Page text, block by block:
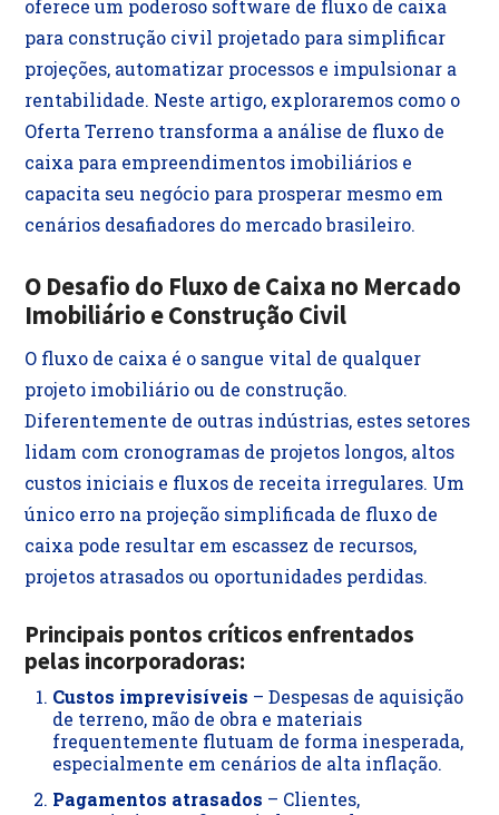
oferece um poderoso software de fluxo de caixa
para construção civil projetado para simplificar
projeções, automatizar processos e impulsionar a
rentabilidade. Neste artigo, exploraremos como o
Oferta Terreno transforma a análise de fluxo de
caixa para empreendimentos imobiliários e
capacita seu negócio para prosperar mesmo em
cenários desafiadores do mercado brasileiro.
O Desafio do Fluxo de Caixa no Mercado
Imobiliário e Construção Civil
O fluxo de caixa é o sangue vital de qualquer
projeto imobiliário ou de construção.
Diferentemente de outras indústrias, estes setores
lidam com cronogramas de projetos longos, altos
custos iniciais e fluxos de receita irregulares. Um
único erro na projeção simplificada de fluxo de
caixa pode resultar em escassez de recursos,
projetos atrasados ou oportunidades perdidas.
Principais pontos críticos enfrentados
pelas incorporadoras:
Custos imprevisíveis – Despesas de aquisição
de terreno, mão de obra e materiais
frequentemente flutuam de forma inesperada,
especialmente em cenários de alta inflação.
Pagamentos atrasados – Clientes,